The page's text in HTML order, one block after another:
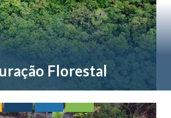
Florestal